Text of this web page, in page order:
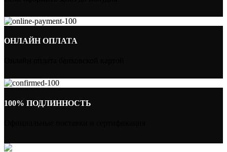
ОНЛАЙН ОПЛАТА
100% ПОДЛИННОСТЬ